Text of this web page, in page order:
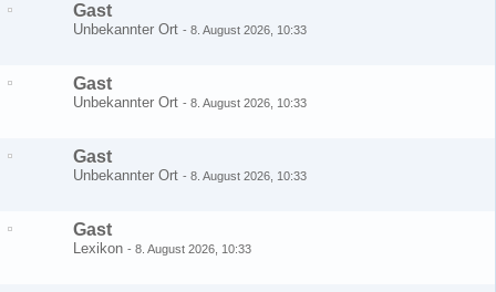
Gast
Unbekannter Ort - 8. August 2026, 10:33
Gast
Unbekannter Ort - 8. August 2026, 10:33
Gast
Unbekannter Ort - 8. August 2026, 10:33
Gast
Lexikon - 8. August 2026, 10:33